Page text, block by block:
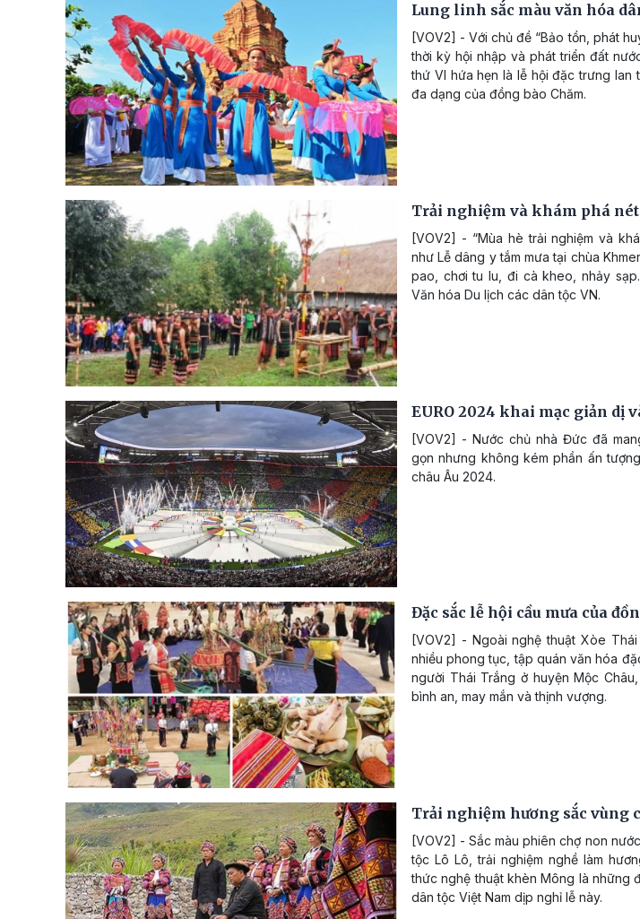
Lung linh sắc màu văn hóa
[VOV2] - Với chủ đề “Bảo tồn, phát
thời kỳ hội nhập và phát triển đất
thứ VI hứa hẹn là lễ hội đặc trưng lan
đa dạng của đồng bào Chăm.
Trải nghiệm và khám phá nét
[VOV2] - “Mùa hè trải nghiệm và
như Lễ dâng y tắm mưa tại chùa
pao, chơi tu lu, đi cà kheo, nhảy
Văn hóa Du lịch các dân tộc VN.
EURO 2024 khai mạc giản dị
[VOV2] - Nước chủ nhà Đức đã
gọn nhưng không kém phần ấn
châu Âu 2024.
Đặc sắc lễ hội cầu mưa của
[VOV2] - Ngoài nghệ thuật Xòe
nhiều phong tục, tập quán văn hóa
người Thái Trắng ở huyện Mộc
bình an, may mắn và thịnh vượng.
Trải nghiệm hương sắc vùng
[VOV2] - Sắc màu phiên chợ non
tộc Lô Lô, trải nghiệm nghề làm
thức nghệ thuật khèn Mông là những
dân tộc Việt Nam dịp nghỉ lễ này.